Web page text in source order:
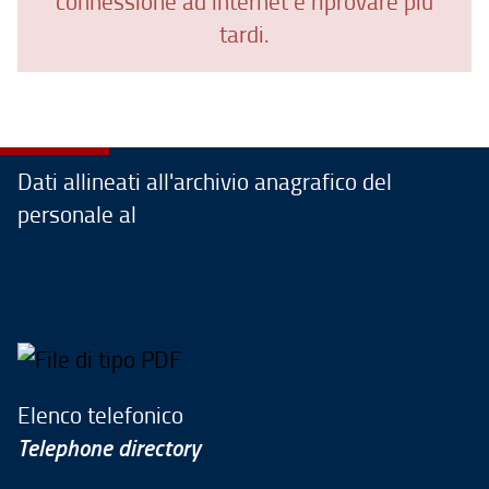
tardi.
Dati allineati all'archivio anagrafico del
personale al
Elenco telefonico
Telephone directory